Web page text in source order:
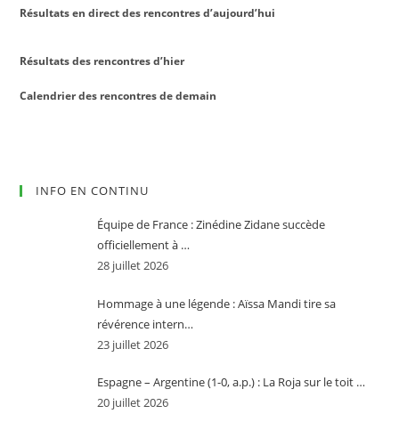
Résultats en direct des rencontres d’aujourd’hui
Résultats des rencontres d’hier
Calendrier des rencontres de demain
INFO EN CONTINU
Équipe de France : Zinédine Zidane succède
officiellement à …
28 juillet 2026
Hommage à une légende : Aïssa Mandi tire sa
révérence intern…
23 juillet 2026
Espagne – Argentine (1-0, a.p.) : La Roja sur le toit …
20 juillet 2026